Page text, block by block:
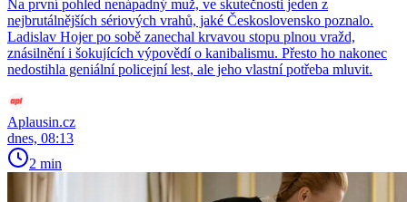
Na první pohled nenápadný muž, ve skutečnosti jeden z
nejbrutálnějších sériových vrahů, jaké Československo poznalo.
Ladislav Hojer po sobě zanechal krvavou stopu plnou vražd,
znásilnění i šokujících výpovědí o kanibalismu. Přesto ho nakonec
nedostihla geniální policejní lest, ale jeho vlastní potřeba mluvit.
Aplausin.cz
dnes, 08:13
2 min